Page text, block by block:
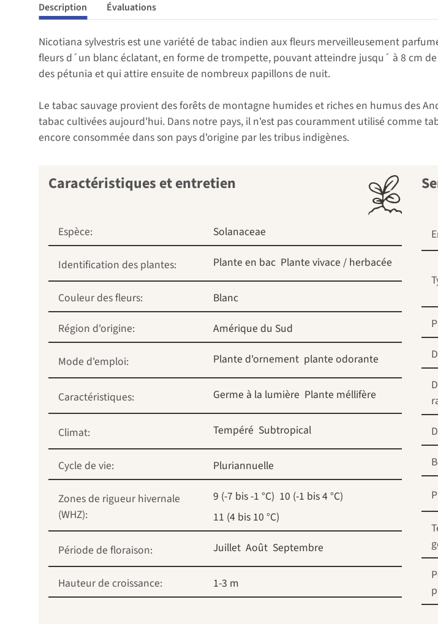
Description Évaluations
Nicotiana sylvestris est une variété de tabac indien aux fleurs merveilleusement
fleurs d´un blanc éclatant, en forme de trompette, pouvant atteindre jusqu´ à 8 cm
des pétunia et qui attire ensuite de nombreux papillons de nuit.
Le tabac sauvage provient des forêts de montagne humides et riches en humus des
tabac cultivées aujourd'hui. Dans notre pays, il n'est pas couramment utilisé comme
encore consommée dans son pays d'origine par les tribus indigènes.
Caractéristiques et entretien
Espèce: Solanaceae
Identification des plantes: Plante en bac Plante vivace / herbacée
Couleur des fleurs:
Blanc
Région d'origine:
Amérique du Sud
Mode d'emploi: Plante d'ornement plante odorante
Caractéristiques: Germe à la lumière Plante méllifère
Climat: Tempéré Subtropical
Cycle de vie: Pluriannuelle
Zones de rigueur hivernale
(WHZ):
9 (-7 bis -1 °C) 10 (-1 bis 4 °C)
11 (4 bis 10 °C)
Période de floraison: Juillet Août Septembre
Hauteur de croissance: 1-3 m